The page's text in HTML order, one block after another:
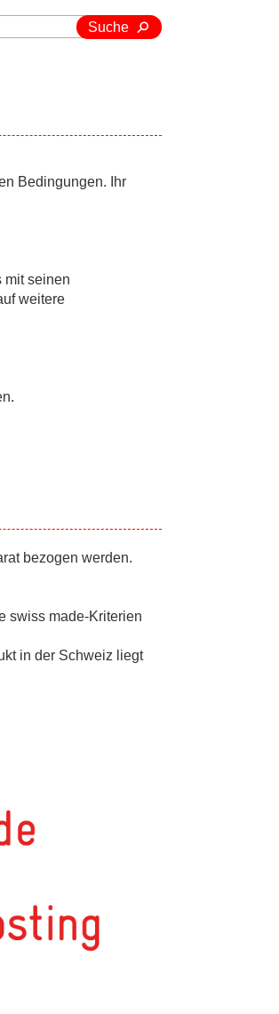
Suche
Bedingungen. Ihr
mit seinen
weitere
bezogen werden.
swiss made-Kriterien
in der Schweiz liegt